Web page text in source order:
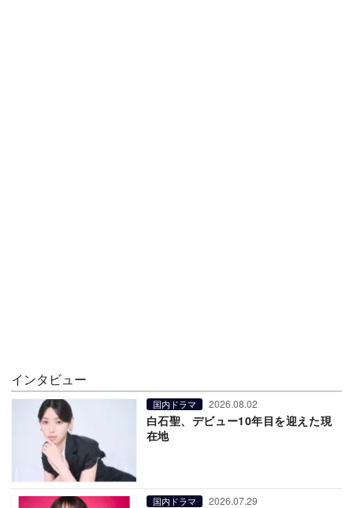
インタビュー
国内ドラマ 2026.08.02
白石聖、デビュー10年目を迎えた現
在地
国内ドラマ 2026.07.29